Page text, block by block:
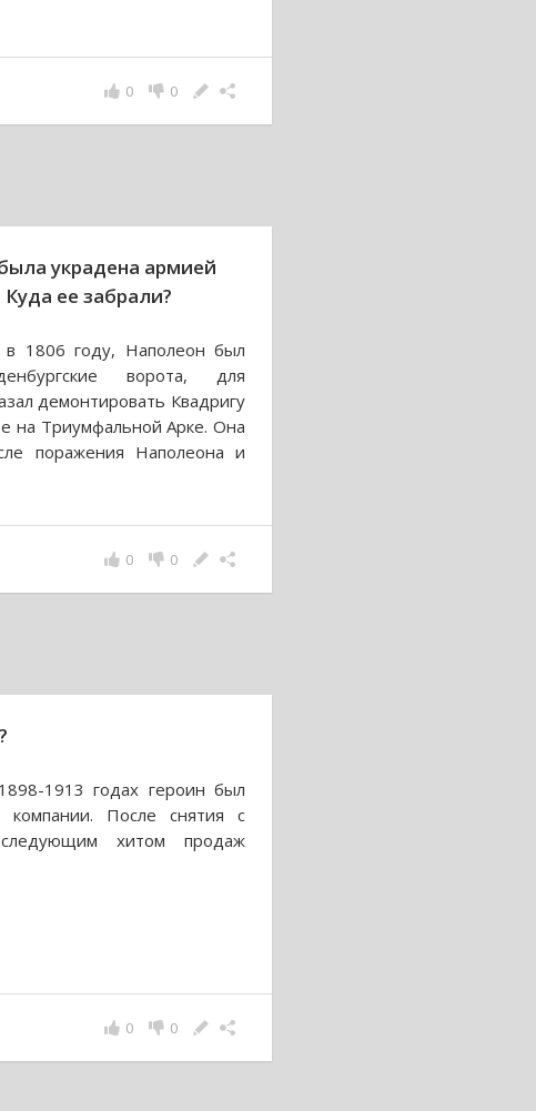
0
0
украдена армией
ее забрали?
в 1806 году, Наполеон был
ворота, для
демонтировать Квадригу
на Триумфальной Арке. Она
поражения Наполеона и
0
0
1913 годах героин был
После снятия с
следующим хитом продаж
0
0